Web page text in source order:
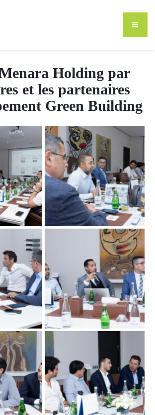
Holding par
et les partenaires
Green Building